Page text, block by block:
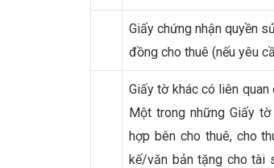
Giấy chứng nhận quyền
đồng cho thuê (nếu yêu
Giấy tờ khác có liên
Một trong những Giấy
hợp bên cho thuê, cho
kế/văn bản tặng cho tài